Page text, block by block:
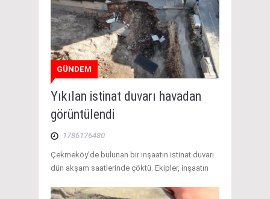
GÜNDEM
Yıkılan istinat duvarı havadan
görüntülendi
1786176480
Çekmeköy’de bulunan bir inşaatın istinat duvarı
dün akşam saatlerinde çöktü. Ekipler, inşaatın